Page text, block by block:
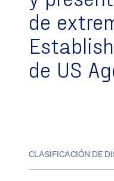
de
de US
CLASIFICACIÓN DE